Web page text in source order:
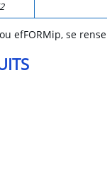
efFORMip, se